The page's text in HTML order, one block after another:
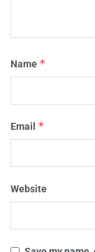
Name *
Email *
Website